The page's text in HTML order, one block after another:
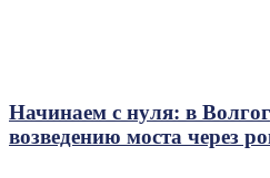
Начинаем с нуля: в
возведению моста через